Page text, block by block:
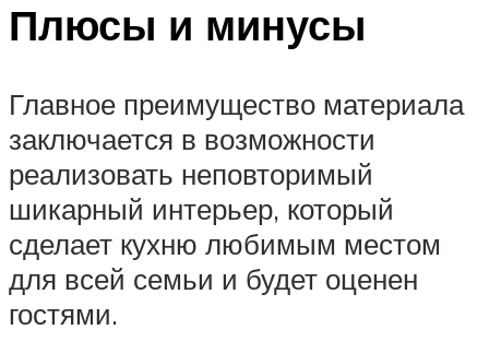
Плюсы и минусы
Главное преимущество материала
заключается в возможности
реализовать неповторимый
шикарный интерьер, который
сделает кухню любимым местом
для всей семьи и будет оценен
гостями.